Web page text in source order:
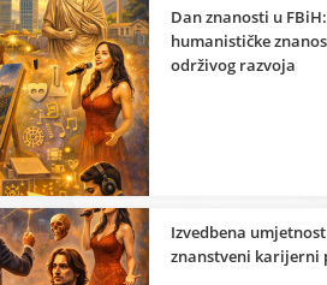
Dan znanosti u
humanističke
održivog razvoja
Izvedbena
znanstveni karijerni